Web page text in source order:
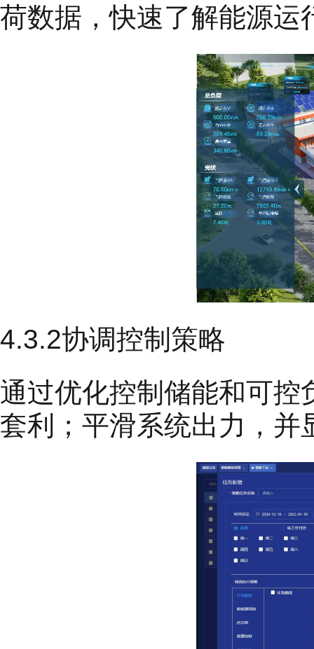
荷数据，快速了解能源运
4.3.2协调控制策略
通过优化控制储能和可控
套利；平滑系统出力，并